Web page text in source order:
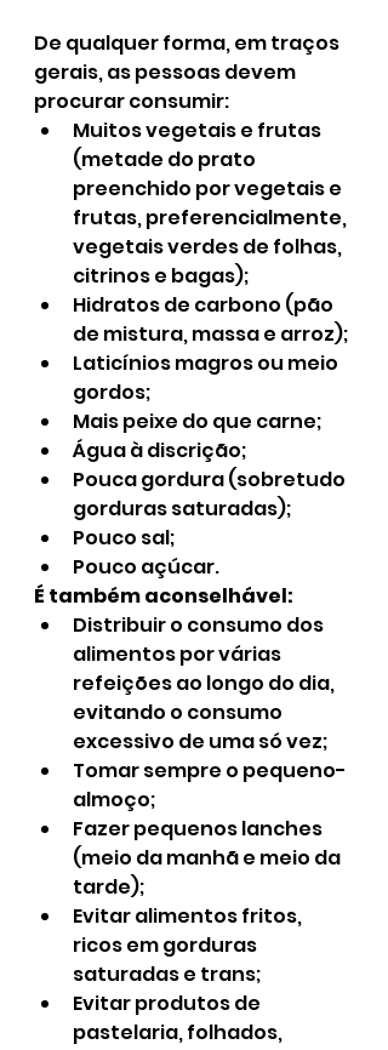
De qualquer forma, em traços
gerais, as pessoas devem
procurar consumir:
Muitos vegetais e frutas
(metade do prato
preenchido por vegetais e
frutas, preferencialmente,
vegetais verdes de folhas,
citrinos e bagas);
Hidratos de carbono (pão
de mistura, massa e arroz);
Laticínios magros ou meio
gordos;
Mais peixe do que carne;
Água à discrição;
Pouca gordura (sobretudo
gorduras saturadas);
Pouco sal;
Pouco açúcar.
É também aconselhável:
Distribuir o consumo dos
alimentos por várias
refeições ao longo do dia,
evitando o consumo
excessivo de uma só vez;
Tomar sempre o pequeno-
almoço;
Fazer pequenos lanches
(meio da manhã e meio da
tarde);
Evitar alimentos fritos,
ricos em gorduras
saturadas e trans;
Evitar produtos de
pastelaria, folhados,